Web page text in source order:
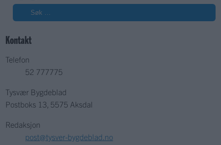
Kontakt
Telefon
52 777775
Tysvær Bygdeblad
Postboks 13, 5575 Aksdal
Redaksjon
post@tysver-bygdeblad.no